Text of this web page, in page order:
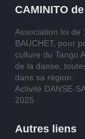
CAMINITO
Association loi de
BAUCHET, pour
culture du Tango
de la danse,
dans sa région.
Activité DANSE-
2025
Autres liens